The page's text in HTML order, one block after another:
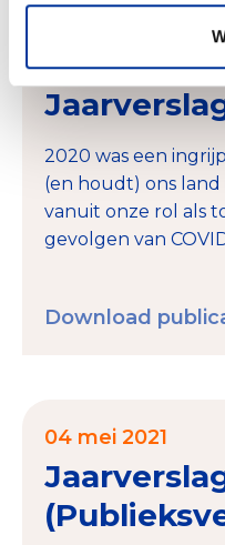
04 mei 2021
2020 was een
(en houdt) ons
vanuit onze rol als
gevolgen van
Download
04 mei 2021